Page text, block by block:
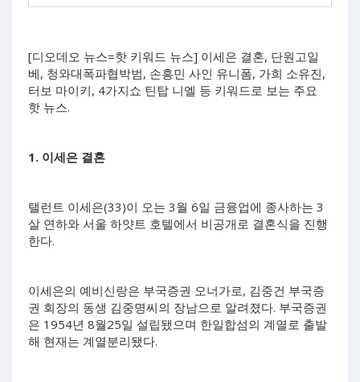
[디오데오 뉴스=핫 키워드 뉴스] 이세은 결혼, 단원고일
베, 청와대폭파협박범, 손흥민 사인 유니폼, 가희 소유진,
터보 마이키, 4가지쇼 틴탑 니엘 등 키워드로 보는 주요
핫 뉴스.
1. 이세은 결혼
탤런트 이세은(33)이 오는 3월 6일 금융업에 종사하는 3
살 연하와 서울 하얏트 호텔에서 비공개로 결혼식을 진행
한다.
이세은의 예비신랑은 부국증권 오너가로, 김중건 부국증
권 회장의 동생 김중명씨의 장남으로 알려졌다. 부국증권
은 1954년 8월25일 설립됐으며 한일합섬의 계열로 출발
해 현재는 계열분리됐다.